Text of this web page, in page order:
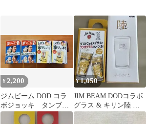
¥ 2,200
ジムビーム DOD コラ
ボジョッキ タンブラ
ー 販促品 6種８点
¥1,050
JIM BEAM DODコラボ
グラス & キリン陸 ハ
イボールグラス